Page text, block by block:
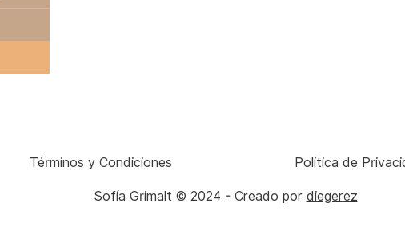
Términos y Condiciones Política de
Sofía Grimalt © 2024 - Creado por diegerez